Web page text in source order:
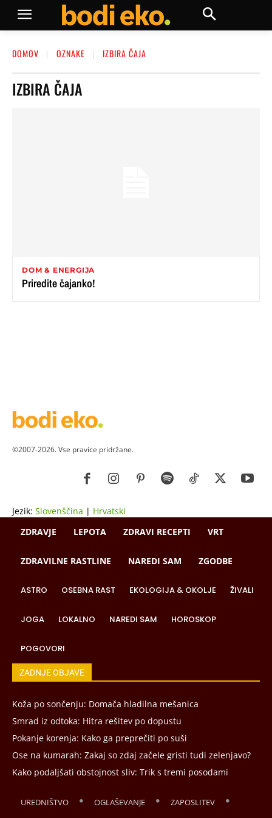
DOMOV OZNAKE IZBIRA ČAJA
IZBIRA ČAJA
DOM & ENERGIJA
Priredite čajanko!
©2007-2026. Vse pravice pridržane.
Jezik: Slovenščina | Hrvatski
ZDRAVJE
LEPOTA ZDRAVI RECEPTI VRT
ZDRAVILNE RASTLINE NAREDI SAM ZGODBE
ASTRO OSEBNA RAST EKOLOGIJA & OKOLJE ŽIVALI
JOGA LOKALNO NAREDI SAM HOROSKOP
POGOVORI
ZADNJE OBJAVE
Koža po sončenju: Domača hladilna mešanica
Smrad iz odtoka: Hitra rešitev po dopustu
Pokanje korenja: Kako ga preprečiti po suši
Ose na kumarah: Zakaj so zdaj začele gristi tudi zelenjavo?
Kako podaljšati obstojnost sliv: Trik s tremi posodami
UREDNIŠTVO OGLAŠEVANJE ZAPOSLITEV